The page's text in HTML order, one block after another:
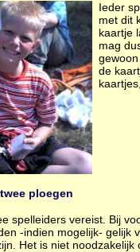
Ieder
met dit
kaartje
mag
de
ploegen
spelleiders vereist. Bij
-indien mogelijk- gelijk
Het is niet